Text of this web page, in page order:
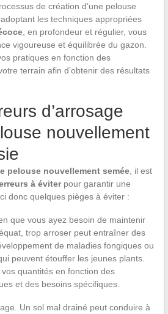
de création d’une pelouse
les techniques appropriées
, en profondeur et régulier, vous
vigoureuse et équilibrée du gazon.
pratiques en fonction des
terrain afin d’obtenir des résultats
d’arrosage
nouvellement
pelouse nouvellement semée, il est
à éviterpour garantir une
donc quelques pièges à éviter :
que vous ayez besoin de maintenir
trop arroser peut entraîner des
de maladies fongiques ou
peuvent étouffer les jeunes plants.
quantités en fonction des
et des besoins spécifiques.
Un sol mal drainé peut conduire à